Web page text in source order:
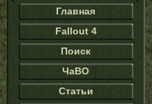
Главная
Fallout 4
Поиск
ЧаВО
Статьи